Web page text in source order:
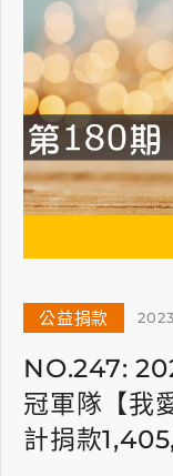
公益捐款
NO.247:
冠軍隊【我
計捐款